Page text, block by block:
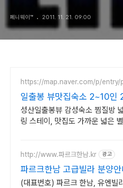
페니웨이™ 2011. 11. 21. 09:00
https://map.naver.com/p/
일출봉 뷰맛집숙소 2~10인
구성
성산일출봉뷰 감성숙소 찜질방
링 스테이, 맛집도 가까운 넓은
http://www.파르크한남.kr 광고
파르크한남 고급빌라 분양안
VIP갤러리 사전 방문예약
(대표번호) 파르크 한남, 유엔빌